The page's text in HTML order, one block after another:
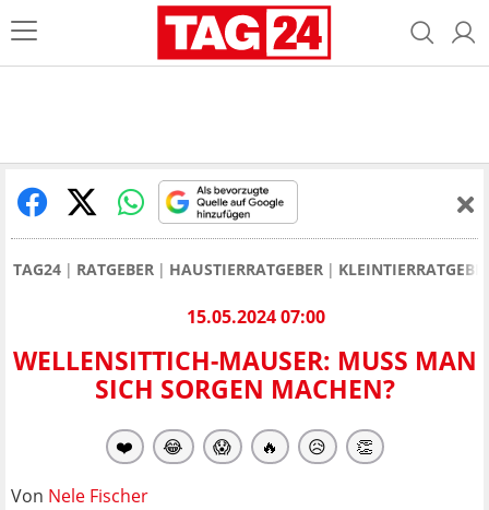
TAG24 RATGEBER HAUSTIERRATGEBER
15.05.2024 07:00
WELLENSITTICH-MAUSER: MUSS MAN
SICH SORGEN MACHEN?
❤️ 😂 😱 🔥 😥 👏
Von Nele Fischer